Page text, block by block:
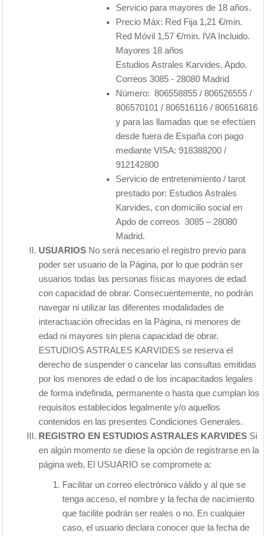
Servicio para mayores de 18 años.
Precio Máx: Red Fija 1,21 €/min.
Red Móvil 1,57 €/min. IVA Incluido.
Mayores 18 años
Estudios Astrales Karvides. Apdo.
Correos 3085 - 28080 Madrid
Número: 806558855 / 806526555 /
806570101 / 806516116 / 806516816
y para las llamadas que se efectúen
desde fuera de España con pago
mediante VISA: 918388200 /
912142800
Servicio de entretenimiento / tarot
prestado por: Estudios Astrales
Karvides, con domicilio social en
Apdo de correos 3085 – 28080
Madrid.
USUARIOS No será necesario el registro previo para
poder ser usuario de la Página, por lo que podrán ser
usuarios todas las personas físicas mayores de edad
con capacidad de obrar. Consecuentemente, no podrán
navegar ni utilizar las diferentes modalidades de
interactuación ofrecidas en la Página, ni menores de
edad ni mayores sin plena capacidad de obrar.
ESTUDIOS ASTRALES KARVIDES se reserva el
derecho de suspender o cancelar las consultas emitidas
por los menores de edad o de los incapacitados legales
de forma indefinida, permanente o hasta que cumplan los
requisitos establecidos legalmente y/o aquellos
contenidos en las presentes Condiciones Generales.
REGISTRO EN ESTUDIOS ASTRALES KARVIDES Si
en algún momento se diese la opción de registrarse en la
página web, El USUARIO se compromete a:
Facilitar un correo electrónico válido y al que se
tenga acceso, el nombre y la fecha de nacimiento
que facilite podrán ser reales o no. En cualquier
caso, el usuario declara conocer que la fecha de